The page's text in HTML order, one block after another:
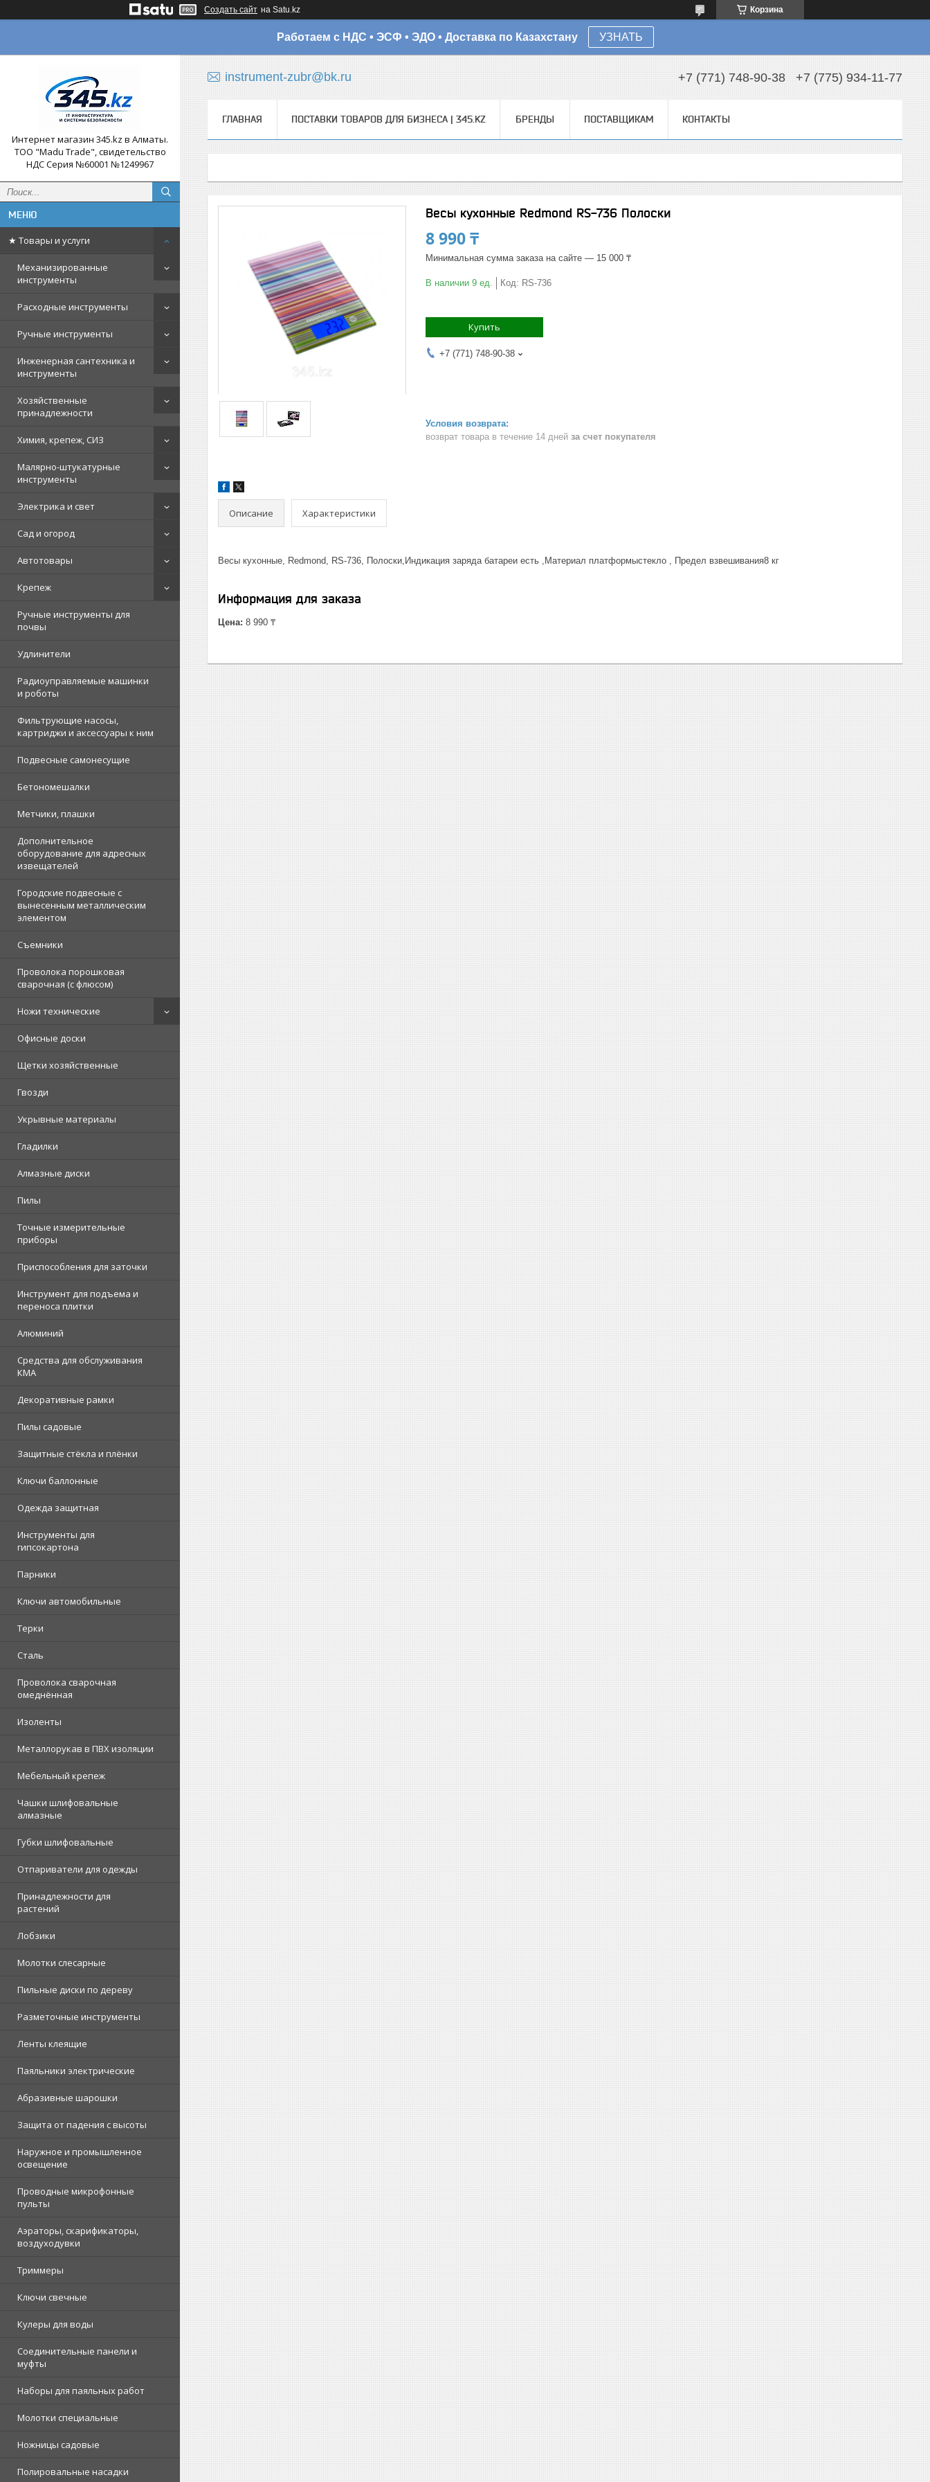
Создать сайт на Satu.kz Корзина
Работаем с НДС • ЭСФ • ЭДО • Доставка по Казахстану УЗНАТЬ
Интернет магазин 345.kz в Алматы.
ТОО "Madu Trade", свидетельство
НДС Серия №60001 №1249967
★ Товары и услуги
Механизированные
инструменты
Расходные инструменты
Ручные инструменты
Инженерная сантехника и
инструменты
Хозяйственные
принадлежности
Химия, крепеж, СИЗ
Малярно-штукатурные
инструменты
Электрика и свет
Сад и огород
Автотовары
Крепеж
Ручные инструменты для
почвы
Удлинители
Радиоуправляемые машинки
и роботы
Фильтрующие насосы,
картриджи и аксессуары к ним
Подвесные самонесущие
Бетономешалки
Метчики, плашки
Дополнительное
оборудование для адресных
извещателей
Городские подвесные с
вынесенным металлическим
элементом
Съемники
Проволока порошковая
сварочная (с флюсом)
Ножи технические
Офисные доски
Щетки хозяйственные
Гвозди
Укрывные материалы
Гладилки
Алмазные диски
Пилы
Точные измерительные
приборы
Приспособления для заточки
Инструмент для подъема и
переноса плитки
Алюминий
Средства для обслуживания
КМА
Декоративные рамки
Пилы садовые
Защитные стёкла и плёнки
Ключи баллонные
Одежда защитная
Инструменты для
гипсокартона
Парники
Ключи автомобильные
Терки
Сталь
Проволока сварочная
омеднённая
Изоленты
Металлорукав в ПВХ изоляции
Мебельный крепеж
Чашки шлифовальные
алмазные
Губки шлифовальные
Отпариватели для одежды
Принадлежности для
растений
Лобзики
Молотки слесарные
Пильные диски по дереву
Разметочные инструменты
Ленты клеящие
Паяльники электрические
Абразивные шарошки
Защита от падения с высоты
Наружное и промышленное
освещение
Проводные микрофонные
пульты
Аэраторы, скарификаторы,
воздуходувки
Триммеры
Ключи свечные
Кулеры для воды
Соединительные панели и
муфты
Наборы для паяльных работ
Молотки специальные
Ножницы садовые
Полировальные насадки
instrument-zubr@bk.ru +7 (771) 748-90-38 +7 (775) 934-11-77
ГЛАВНАЯ ПОСТАВКИ ТОВАРОВ ДЛЯ БИЗНЕСА | 345.KZ БРЕНДЫ ПОСТАВЩИКАМ КОНТАКТЫ
Весы кухонные Redmond RS-736 Полоски
8 990 ₸
Минимальная сумма заказа на сайте — 15 000 ₸
В наличии 9 ед. Код: RS-736
Купить
+7 (771) 748-90-38
возврат товара в течение 14 дней за счет покупателя
Описание Характеристики
Весы кухонные, Redmond, RS-736, Полоски,Индикация заряда батареи есть ,Материал платформыстекло , Предел взвешивания8 кг
Информация для заказа
Цена: 8 990 ₸